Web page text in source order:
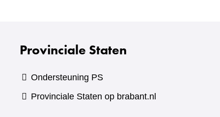
Provinciale Staten
Ondersteuning PS
Provinciale Staten op brabant.nl